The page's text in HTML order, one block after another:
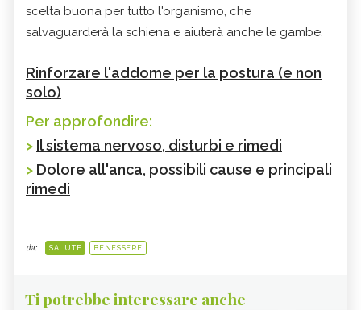
scelta buona per tutto l'organismo, che
salvaguarderà la schiena e aiuterà anche le gambe.
Rinforzare l'addome per la postura (e non
solo)
Per approfondire:
> Il sistema nervoso, disturbi e rimedi
> Dolore all'anca, possibili cause e principali
rimedi
da: SALUTE BENESSERE
Ti potrebbe interessare anche